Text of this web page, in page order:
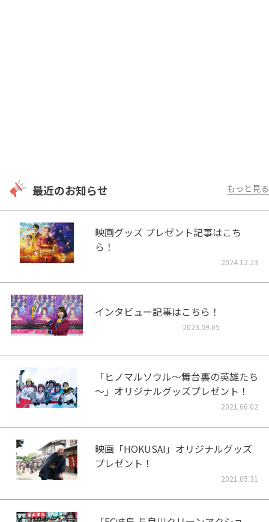
最近のお知らせ もっと見る
映画グッズ プレゼント記事はこち
ら！
2024.12.23
インタビュー記事はこちら！
2023.09.05
「ヒノマルソウル～舞台裏の英雄たち
～」オリジナルグッズプレゼント！
2021.06.02
映画「HOKUSAI」オリジナルグッズ
プレゼント！
2021.05.31